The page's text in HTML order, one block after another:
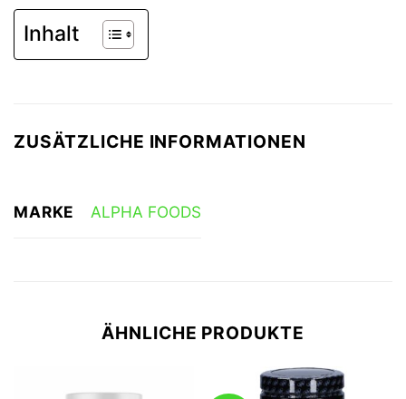
Inhalt
ZUSÄTZLICHE INFORMATIONEN
MARKE ALPHA FOODS
ÄHNLICHE PRODUKTE